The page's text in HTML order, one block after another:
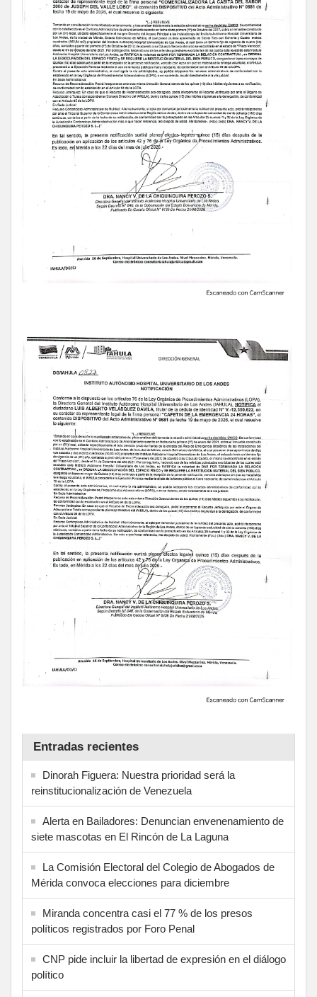
Entradas recientes
Dinorah Figuera: Nuestra prioridad será la
reinstitucionalización de Venezuela
Alerta en Bailadores: Denuncian envenenamiento de
siete mascotas en El Rincón de La Laguna
La Comisión Electoral del Colegio de Abogados de
Mérida convoca elecciones para diciembre
Miranda concentra casi el 77 % de los presos
políticos registrados por Foro Penal
CNP pide incluir la libertad de expresión en el diálogo
político